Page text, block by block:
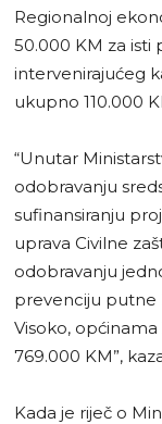
Regionalnoj
50.000 KM za isti
intervenirajućeg
ukupno 110.000
“Unutar
odobravanju
sufinansiranju
uprava Civilne
odobravanju
prevenciju putne
Visoko, općinama
769.000 KM”,
Kada je riječ o